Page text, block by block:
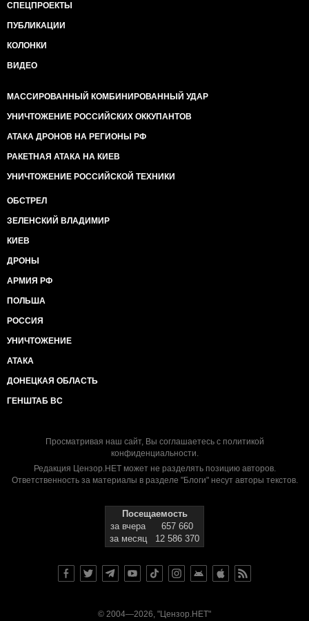
СПЕЦПРОЕКТЫ
ПУБЛИКАЦИИ
КОЛОНКИ
ВИДЕО
МАССИРОВАННЫЙ КОМБИНИРОВАННЫЙ УДАР
УНИЧТОЖЕНИЕ РОССИЙСКИХ ОККУПАНТОВ
АТАКА ДРОНОВ НА РЕГИОНЫ РФ
РАКЕТНАЯ АТАКА НА КИЕВ
УНИЧТОЖЕНИЕ РОССИЙСКОЙ ТЕХНИКИ
ОБСТРЕЛ
ЗЕЛЕНСКИЙ ВЛАДИМИР
КИЕВ
ДРОНЫ
АРМИЯ РФ
ПОЛЬША
РОССИЯ
УНИЧТОЖЕНИЕ
АТАКА
ДОНЕЦКАЯ ОБЛАСТЬ
ГЕНШТАБ ВС
Просматривая наш сайт, Вы соглашаетесь с политикой
конфиденциальности.
Редакция Цензор.НЕТ может не разделять позицию авторов.
Ответственность за материалы в разделе "Блоги" несут авторы текстов.
Посещаемость
за вчера
657 660
за месяц
12 586 370
© 2004—2026, "Цензор.НЕТ"